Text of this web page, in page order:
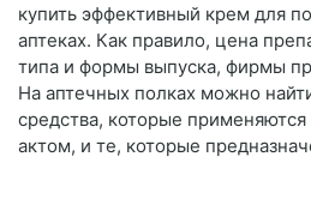
купить эффективный крем для
аптеках. Как правило, цена
типа и формы выпуска, фирмы
На аптечных полках можно
средства, которые
актом, и те, которые